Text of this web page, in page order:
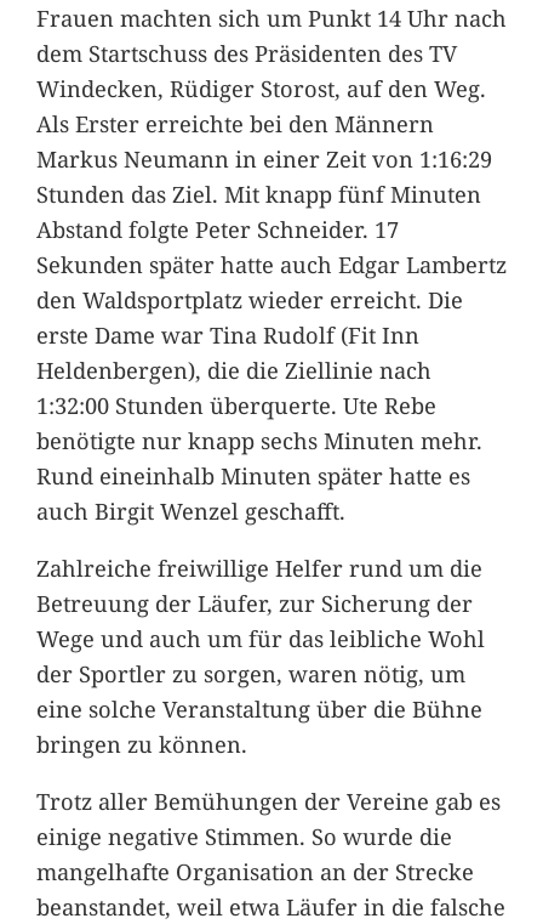
Frauen machten sich um Punkt 14 Uhr nach
dem Startschuss des Präsidenten des TV
Windecken, Rüdiger Storost, auf den Weg.
Als Erster erreichte bei den Männern
Markus Neumann in einer Zeit von 1:16:29
Stunden das Ziel. Mit knapp fünf Minuten
Abstand folgte Peter Schneider. 17
Sekunden später hatte auch Edgar Lambertz
den Waldsportplatz wieder erreicht. Die
erste Dame war Tina Rudolf (Fit Inn
Heldenbergen), die die Ziellinie nach
1:32:00 Stunden überquerte. Ute Rebe
benötigte nur knapp sechs Minuten mehr.
Rund eineinhalb Minuten später hatte es
auch Birgit Wenzel geschafft.
Zahlreiche freiwillige Helfer rund um die
Betreuung der Läufer, zur Sicherung der
Wege und auch um für das leibliche Wohl
der Sportler zu sorgen, waren nötig, um
eine solche Veranstaltung über die Bühne
bringen zu können.
Trotz aller Bemühungen der Vereine gab es
einige negative Stimmen. So wurde die
mangelhafte Organisation an der Strecke
beanstandet, weil etwa Läufer in die falsche